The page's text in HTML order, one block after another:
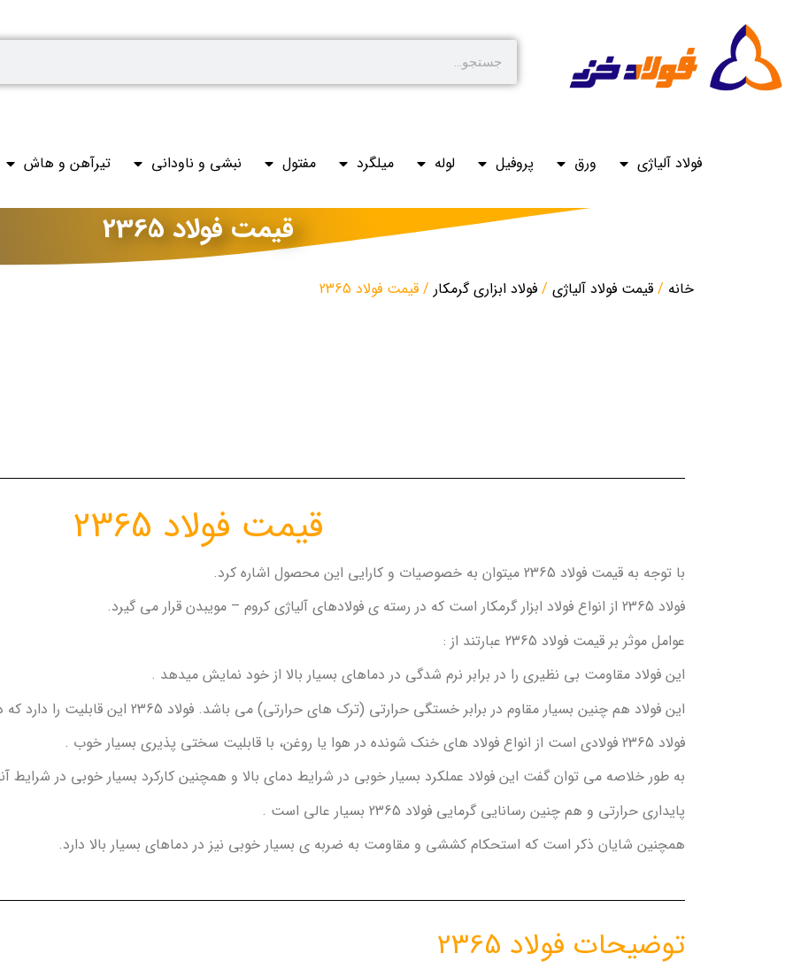
فولاد آلیاژی ورق پروفیل لوله میلگرد مفتول نبشی و ناودانی تیرآهن و هاش
قیمت فولاد 2365
خانه / قیمت فولاد آلیاژی / فولاد ابزاری گرمکار / قیمت فولاد 2365
قیمت فولاد 2365
با توجه به قیمت فولاد 2365 میتوان به خصوصیات و کارایی این محصول اشاره کرد.
فولاد 2365 از انواع فولاد ابزار گرمکار است که در رسته ی فولادهای آلیاژی کروم – مویبدن قرار می گیرد.
عوامل موثر بر قیمت فولاد 2365 عبارتند از :
این فولاد مقاومت بی نظیری را در برابر نرم شدگی در دماهای بسیار بالا از خود نمایش میدهد .
این فولاد هم چنین بسیار مقاوم در برابر خستگی حرارتی (ترک های حرارتی) می باشد. فولاد 2365 این قابلیت را دارد که در هنگام سرویس دهی در آب خنک شود.
فولاد 2365 فولادی است از انواع فولاد های خنک شونده در هوا یا روغن، با قابلیت سختی پذیری بسیار خوب .
به طور خلاصه می توان گفت این فولاد عملکرد بسیار خوبی در شرایط دمای بالا و همچنین کارکرد بسیار خوبی در شرایط
پایداری حرارتی و هم چنین رسانایی گرمایی فولاد 2365 بسیار عالی است .
همچنین شایان ذکر است که استحکام کششی و مقاومت به ضربه ی بسیار خوبی نیز در دماهای بسیار بالا دارد.
توضیحات فولاد 2365